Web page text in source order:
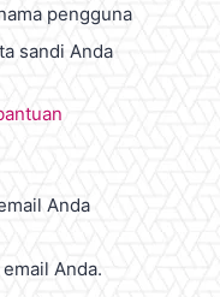
pengguna
sandi Anda
Anda
Anda.